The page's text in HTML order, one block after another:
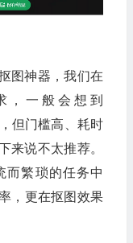
图神器，我们在
，一般会想到
但门槛高、耗时
来说不太推荐。
而繁琐的任务中
，更在抠图效果